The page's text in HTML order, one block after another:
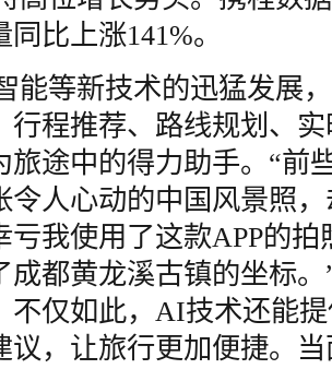
比上涨141%。
能等新技术的迅猛发展
行程推荐、路线规划、
旅途中的得力助手。“前
令人心动的中国风景照
亏我使用了这款APP的
成都黄龙溪古镇的坐标
不仅如此，AI技术还能
议，让旅行更加便捷。